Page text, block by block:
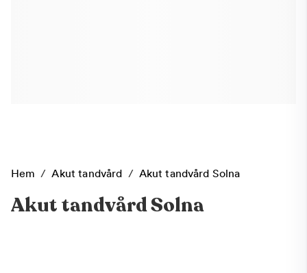
Hem / Akut tandvård / Akut tandvård Solna
Akut tandvård Solna